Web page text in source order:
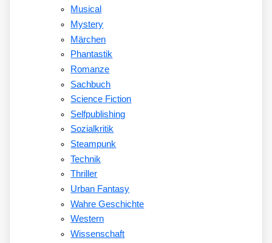
Musical
Mystery
Märchen
Phantastik
Romanze
Sachbuch
Science Fiction
Selfpublishing
Sozialkritik
Steampunk
Technik
Thriller
Urban Fantasy
Wahre Geschichte
Western
Wissenschaft